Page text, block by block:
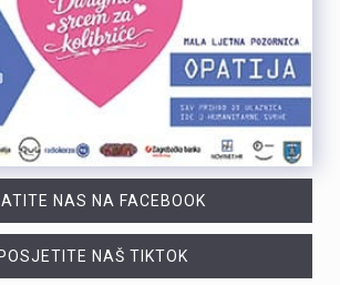
NAS NA FACEBOOK
POSJETITE NAŠ TIKTOK